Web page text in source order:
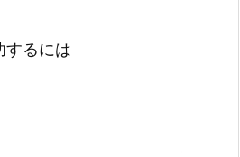
するには